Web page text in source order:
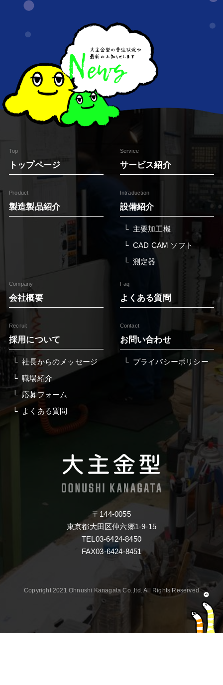
Top
トップページ
Service
サービス紹介
Product
製造製品紹介
Intraduction
設備紹介
主要加工機
CAD CAM ソフト
測定器
Company
会社概要
Faq
よくある質問
Recruit
採用について
社長からのメッセージ
職場紹介
応募フォーム
よくある質問
Contact
お問い合わせ
プライバシーポリシー
〒144-0055
東京都大田区仲六郷1-9-15
TEL03-6424-8450
FAX03-6424-8451
Copyright 2021 Ohnushi Kanagata Co.,ltd. All Rights Reserved